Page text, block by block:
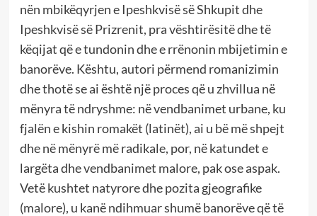
nën mbikëqyrjen e Ipeshkvisë së Shkupit dhe
Ipeshkvisë së Prizrenit, pra vështirësitë dhe të
këqijat që e tundonin dhe e rrënonin mbijetimin e
banorëve. Kështu, autori përmend romanizimin
dhe thotë se ai është një proces që u zhvillua në
mënyra të ndryshme: në vendbanimet urbane, ku
fjalën e kishin romakët (latinët), ai u bë më shpejt
dhe në mënyrë më radikale, por, në katundet e
largëta dhe vendbanimet malore, pak ose aspak.
Vetë kushtet natyrore dhe pozita gjeografike
(malore), u kanë ndihmuar shumë banorëve që të